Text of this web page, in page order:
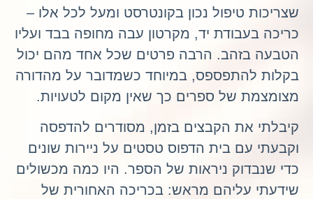
שצריכות טיפול נכון בקונטרסט ומעל לכל אלו –
כריכה בעבודת יד, מקרטון עבה מחופה בבד ועליו
הטבעה בזהב. הרבה פרטים שכל אחד מהם יכול
בקלות להתפספס, במיוחד כשמדובר על מהדורה
מצומצמת של ספרים כך שאין מקום לטעויות.
קיבלתי את הקבצים בזמן, מסודרים להדפסה
וקבעתי עם בית הדפוס טסטים על ניירות שונים
כדי שנבדוק ניראות של הספר. היו כמה מכשולים
שידעתי עליהם מראש: בכריכה האחורית של